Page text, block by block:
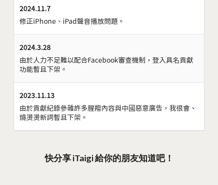
2024.11.7
修正iPhone、iPad聲音播放問題。
2024.3.28
由於人力不足難以配合Facebook審查機制，登入具名貢獻
功能暫且下架。
2023.11.13
由於貢獻紀錄參雜許多腥羶內容與中國惡意廣告，我很會、
燒燙燙新詞暫且下架。
快分享 iTaigi 給你的朋友知道吧！